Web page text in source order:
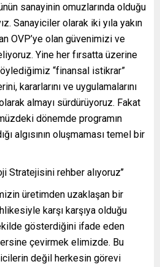
sanayinin omuzlarında olduğu
Sanayiciler olarak iki yıla yakın
OVP’ye olan güvenimizi ve
Yine her fırsatta üzerine
“finansal istikrar”
kararlarını ve uygulamalarını
almayı sürdürüyoruz. Fakat
dönemde programın
algısının oluşmaması temel bir
Stratejisini rehber alıyoruz’’
üretimden uzaklaşan bir
karşı karşıya olduğu
gösterdiğini ifade eden
tersine çevirmek elimizde. Bu
değil herkesin görevi